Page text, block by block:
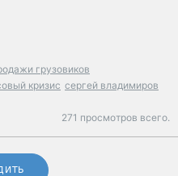
грузовиков
кризис сергей владимиров
271 просмотров всего.